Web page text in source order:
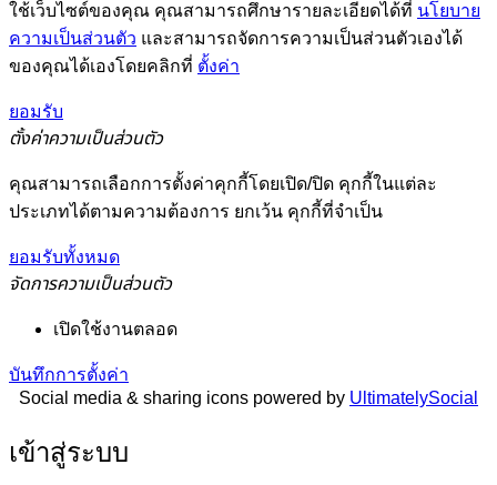
ใช้เว็บไซต์ของคุณ คุณสามารถศึกษารายละเอียดได้ที่ นโยบาย
ความเป็นส่วนตัว และสามารถจัดการความเป็นส่วนตัวเองได้
ของคุณได้เองโดยคลิกที่ ตั้งค่า
ยอมรับ
ตั้งค่าความเป็นส่วนตัว
คุณสามารถเลือกการตั้งค่าคุกกี้โดยเปิด/ปิด คุกกี้ในแต่ละ
ประเภทได้ตามความต้องการ ยกเว้น คุกกี้ที่จำเป็น
ยอมรับทั้งหมด
จัดการความเป็นส่วนตัว
เปิดใช้งานตลอด
บันทึกการตั้งค่า
Social media & sharing icons powered by UltimatelySocial
เข้าสู่ระบบ